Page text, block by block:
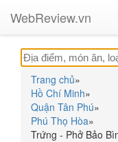
WebReview.vn
Trang chủ»
Hồ Chí Minh»
Quận Tân Phú»
Phú Thọ Hòa»
Trứng - Phở Bảo